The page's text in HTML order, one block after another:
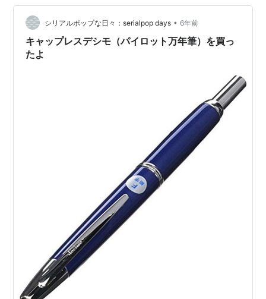
年筆」は敬遠してました。理由はイマイチかっこよいと
思えなかったことと、握った時にクリップが手に当たっ
て書きにくいと思っていのです。まさに…
シリアルポップな日々：serialpop days • 6年前
キャップレスデシモ（パイロット万年筆）を買っ
たよ